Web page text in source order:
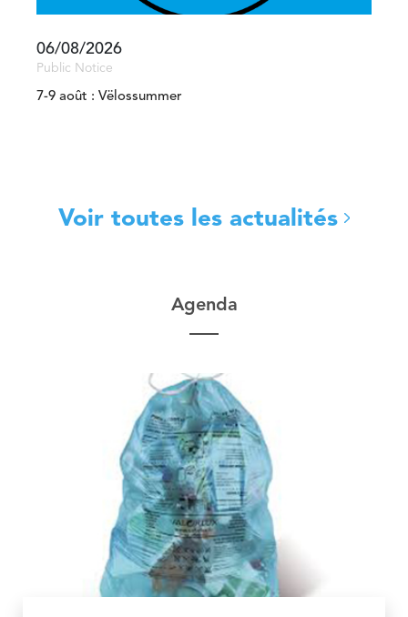
06/08/2026
Public Notice
7-9 août : Vëlossummer
Voir toutes les actualités
Agenda